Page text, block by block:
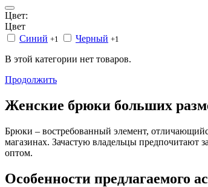
Цвет:
Цвет
Синий +1 Черный +1
В этой категории нет товаров.
Продолжить
Женские брюки больших
Брюки – востребованный элемент,
магазинах. Зачастую владельцы предпочитают
оптом.
Особенности предлагаемого